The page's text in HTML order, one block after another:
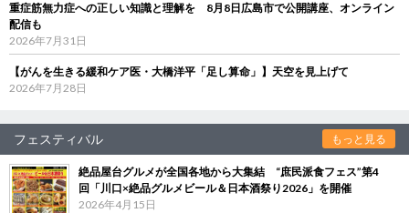
重症筋無力症への正しい知識と理解を 8月8日広島市で公開講座、オンライン
配信も
2026年7月31日
【がんを生きる緩和ケア医・大橋洋平「足し算命」】天空を見上げて
2026年7月28日
フェスティバル もっと見る
絶品屋台グルメが全国各地から大集結 “庶民派食フェス”第4
回「川口×絶品グルメビール＆日本酒祭り2026」を開催
2026年4月15日